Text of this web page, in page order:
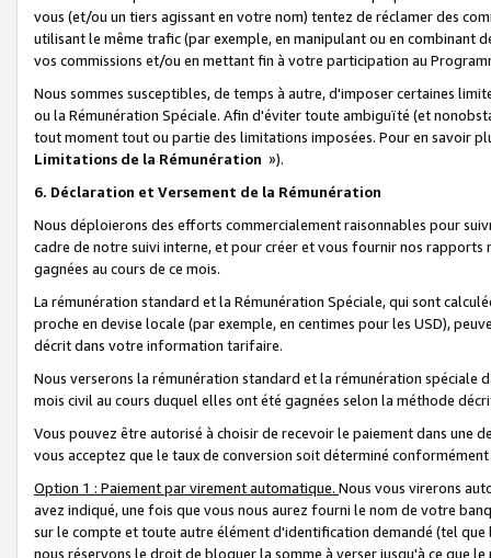
vous (et/ou un tiers agissant en votre nom) tentez de réclamer des
utilisant le même trafic (par exemple, en manipulant ou en combinant
vos commissions et/ou en mettant fin à votre participation au
Nous sommes susceptibles, de temps à autre, d'imposer certaines
ou la Rémunération Spéciale. Afin d'éviter toute ambiguïté (et
tout moment tout ou partie des limitations imposées. Pour en savoir
Limitations de la Rémunération »).
6. Déclaration et Versement de la Rémunération
Nous déploierons des efforts commercialement raisonnables pour
cadre de notre suivi interne, et pour créer et vous fournir nos
gagnées au cours de ce mois.
La rémunération standard et la Rémunération Spéciale, qui sont
proche en devise locale (par exemple, en centimes pour les USD),
décrit dans votre information tarifaire.
Nous verserons la rémunération standard et la rémunération spéciale
mois civil au cours duquel elles ont été gagnées selon la méthode
Vous pouvez être autorisé à choisir de recevoir le paiement dans une
vous acceptez que le taux de conversion soit déterminé
Option 1 : Paiement par virement automatique. Nous vous virerons
avez indiqué, une fois que vous nous aurez fourni le nom de votre
sur le compte et toute autre élément d'identification demandé (tel que
nous réservons le droit de bloquer la somme à verser jusqu'à ce que